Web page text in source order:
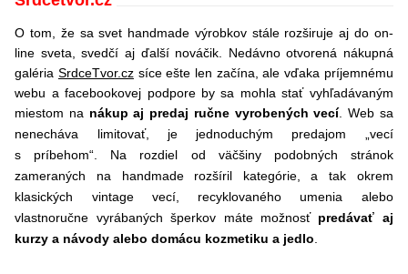
O tom, že sa svet handmade výrobkov stále rozširuje aj do on-
line sveta, svedčí aj ďalší nováčik. Nedávno otvorená nákupná
galéria SrdceTvor.czsíce ešte len začína, ale vďaka príjemnému
webu a facebookovej podpore by sa mohla stať vyhľadávaným
miestom na nákup aj predaj ručne vyrobených vecí.Web sa
nenecháva limitovať, je jednoduchým predajom „vecí
s príbehom“. Na rozdiel od väčšiny podobných stránok
zameraných na handmade rozšíril kategórie, a tak okrem
klasických vintage vecí, recyklovaného umenia alebo
vlastnoručne vyrábaných šperkov máte možnosť predávať aj
kurzy a návody alebo domácu kozmetiku a jedlo